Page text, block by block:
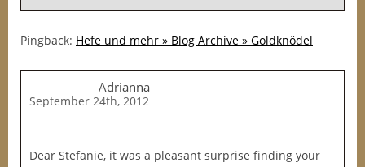
Pingback: Hefe und mehr » Blog Archive » Goldknödel
Adrianna
September 24th, 2012
Dear Stefanie, it was a pleasant surprise finding your